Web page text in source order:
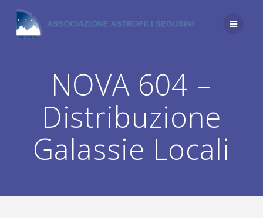
contenuto
NOVA 604 –
Distribuzione
Galassie Locali